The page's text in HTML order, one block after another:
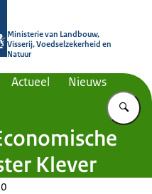
Ministerie van Landbouw,
Visserij, Voedselzekerheid en
Natuur
Actueel Nieuws
Klever